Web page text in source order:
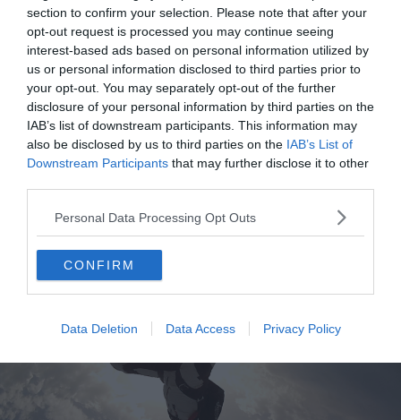
section to confirm your selection. Please note that after your
opt-out request is processed you may continue seeing
interest-based ads based on personal information utilized by
us or personal information disclosed to third parties prior to
your opt-out. You may separately opt-out of the further
disclosure of your personal information by third parties on the
IAB’s list of downstream participants. This information may
also be disclosed by us to third parties on the IAB’s List of
Downstream Participants that may further disclose it to other
Personal Data Processing Opt Outs
CONFIRM
Data Deletion Data Access Privacy Policy
Bayonne, le simulateur de chute libre, AirFly64 saura
répondre à vos attentes ! Il est le premier simulateur
de chute libre du Pays Basque. Vous pouvez y
découvrir les sensations de la chute libre dès l’âge de
5 ans ! Pour les débutants et les personnes
confirmées. Il se situe dans la zone d’Ametzondo-
IKEA.
Où sauter en parachute à Toulouse et
ses environs ?